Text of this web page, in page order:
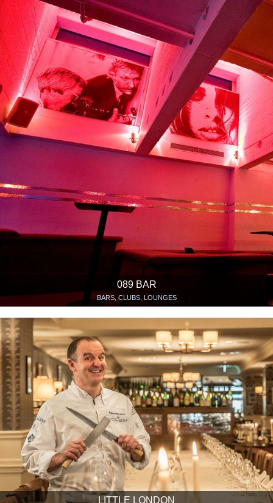
089 BAR
BARS, CLUBS, LOUNGES
LITTLE LONDON